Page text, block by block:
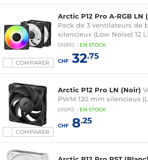
COMPARER
Arctic P12 Pro A-RGB LN
Pack de 3 ventilateurs de
silencieux (Low Noise) 12
DISPO : EN STOCK
CHF32.75
COMPARER
Arctic P12 Pro LN (Noir)
PWM 120 mm silencieux
DISPO : EN STOCK
CHF8.25